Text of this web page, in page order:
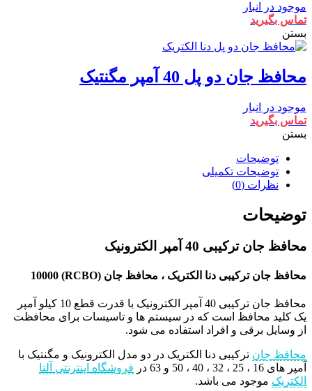
موجود در انبار
تماس بگیرید
بستن
محافظ جان دو پل 40 آمپر مگنتیک
موجود در انبار
تماس بگیرید
بستن
توضیحات
توضیحات تکمیلی
نظرات (0)
توضیحات
محافظ جان ترکیبی 40 آمپر الکترونیک
محافظ جان ترکیبی دنا الکتریک ، محافظ جان (RCBO) 10000
محافظ جان ترکیبی 40 آمپر الکترونیک با قدرت قطع 10 کیلو آمپر
یک کلید محافظ است که در سیستم ها و تاسیسات برای محافظت
از وسایل برقی و افراد استفاده می شود.
محافظ جان ترکیبی دنا الکتریک در دو مدل الکترونیک و مگنتیک با
آمپر های 16 ، 25 ، 32 ، 40 ، 50 و 63 در
فروشگاه اینترنتی آلتا
الکتریک موجود می باشد.